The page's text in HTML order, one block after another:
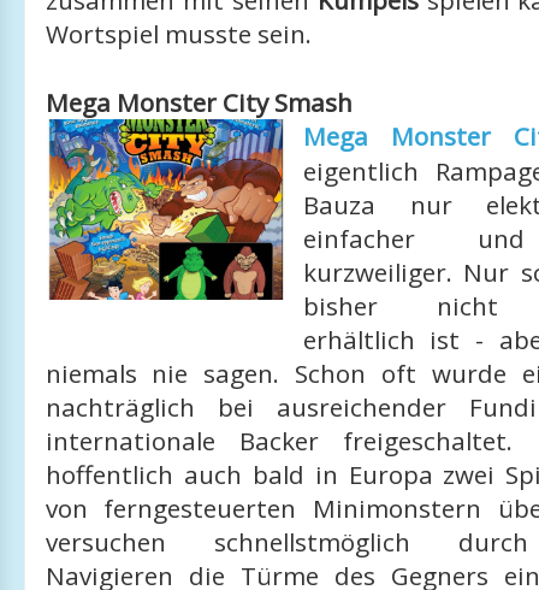
Wortspiel musste sein.
Mega Monster City Smash
Mega Monster
eigentlich
Bauza nur
einfacher
kurzweiliger. Nur
bisher nicht
erhältlich ist -
niemals nie sagen. Schon oft wurde
nachträglich bei ausreichender
internationale Backer freigeschaltet.
hoffentlich auch bald in Europa zwei
von ferngesteuerten Minimonstern
versuchen schnellstmöglich
Navigieren die Türme des Gegners